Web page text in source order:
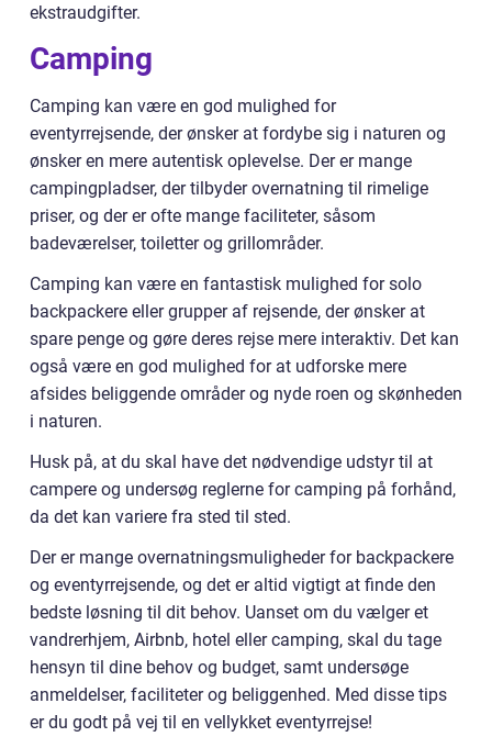
ekstraudgifter.
Camping
Camping kan være en god mulighed for
eventyrrejsende, der ønsker at fordybe sig i naturen og
ønsker en mere autentisk oplevelse. Der er mange
campingpladser, der tilbyder overnatning til rimelige
priser, og der er ofte mange faciliteter, såsom
badeværelser, toiletter og grillområder.
Camping kan være en fantastisk mulighed for solo
backpackere eller grupper af rejsende, der ønsker at
spare penge og gøre deres rejse mere interaktiv. Det kan
også være en god mulighed for at udforske mere
afsides beliggende områder og nyde roen og skønheden
i naturen.
Husk på, at du skal have det nødvendige udstyr til at
campere og undersøg reglerne for camping på forhånd,
da det kan variere fra sted til sted.
Der er mange overnatningsmuligheder for backpackere
og eventyrrejsende, og det er altid vigtigt at finde den
bedste løsning til dit behov. Uanset om du vælger et
vandrerhjem, Airbnb, hotel eller camping, skal du tage
hensyn til dine behov og budget, samt undersøge
anmeldelser, faciliteter og beliggenhed. Med disse tips
er du godt på vej til en vellykket eventyrrejse!